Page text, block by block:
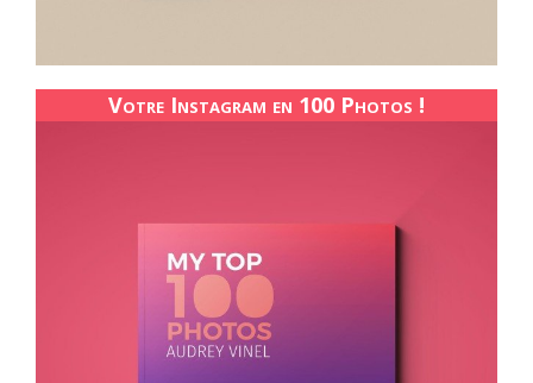
Votre Instagram en 100 Photos !